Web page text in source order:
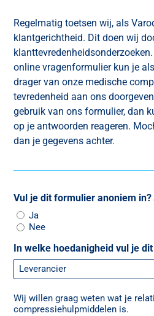
Regelmatig toetsen wij, als
klantgerichtheid. Dit doen wij
online vragenformulier kun je
drager van onze medische
tevredenheid aan ons
gebruik van ons formulier, dan
op je antwoorden reageren.
dan je gegevens achter.
Vul je dit formulier anoniem in?
Ja
Nee
In welke hoedanigheid vul je
Wij willen graag weten wat je
compressiehulpmiddelen is.